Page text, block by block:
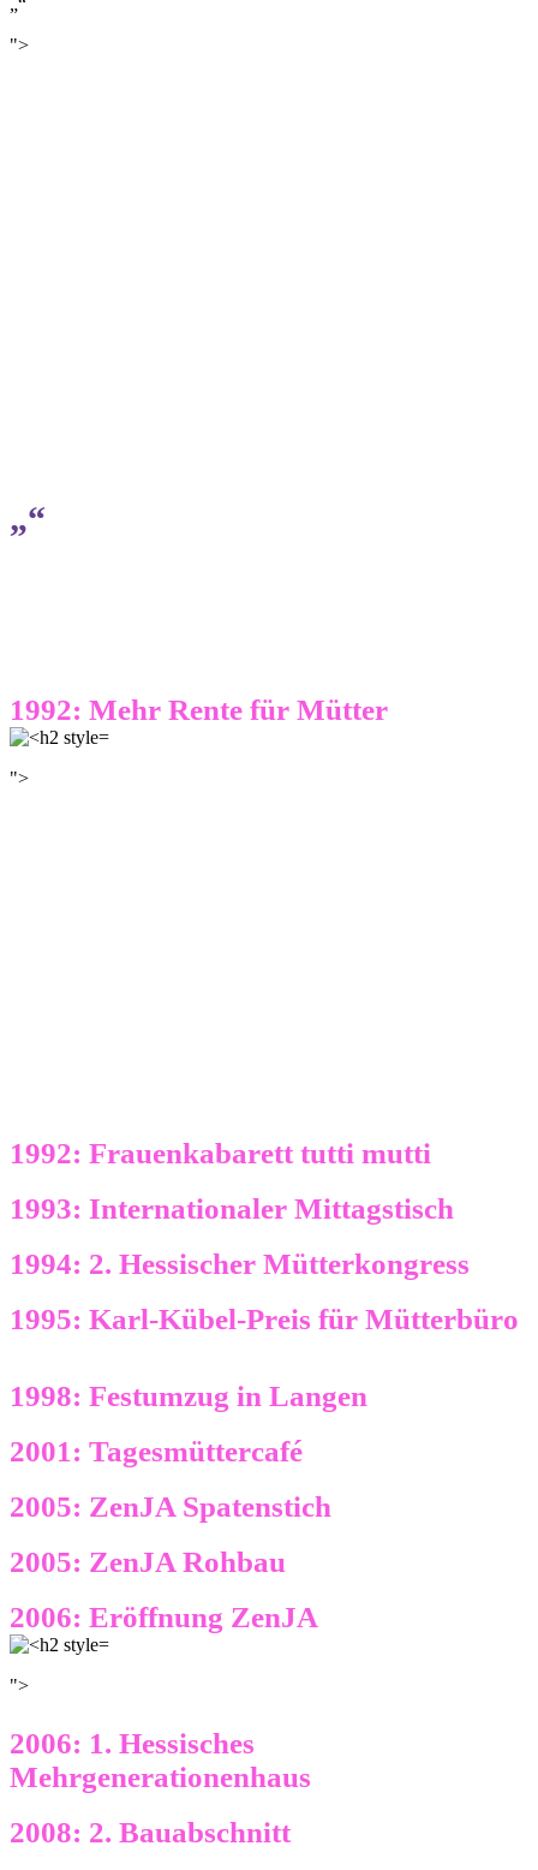
">
„“
1992: Mehr Rente für Mütter
">
1992: Frauenkabarett tutti mutti
1993: Internationaler Mittagstisch
1994: 2. Hessischer Mütterkongress
1995: Karl-Kübel-Preis für Mütterbüro
1998: Festumzug in Langen
2001: Tagesmüttercafé
2005: ZenJA Spatenstich
2005: ZenJA Rohbau
2006: Eröffnung ZenJA
">
2006: 1. Hessisches
Mehrgenerationenhaus
2008: 2. Bauabschnitt